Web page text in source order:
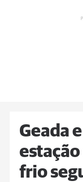
Geada
frio